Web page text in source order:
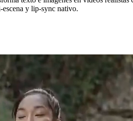
y lip-sync nativo.